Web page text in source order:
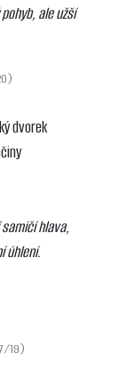
ale užší
dvorek
hlava,
úhlení.
19)